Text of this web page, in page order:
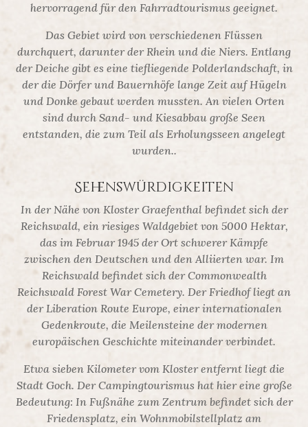
hervorragend für den Fahrradtourismus geeignet.
Das Gebiet wird von verschiedenen Flüssen
durchquert, darunter der Rhein und die Niers. Entlang
der Deiche gibt es eine tiefliegende Polderlandschaft, in
der die Dörfer und Bauernhöfe lange Zeit auf Hügeln
und Donke gebaut werden mussten. An vielen Orten
sind durch Sand- und Kiesabbau große Seen
entstanden, die zum Teil als Erholungsseen angelegt
wurden..
Sehenswürdigkeiten
In der Nähe von Kloster Graefenthal befindet sich der
Reichswald, ein riesiges Waldgebiet von 5000 Hektar,
das im Februar 1945 der Ort schwerer Kämpfe
zwischen den Deutschen und den Alliierten war. Im
Reichswald befindet sich der Commonwealth
Reichswald Forest War Cemetery. Der Friedhof liegt an
der Liberation Route Europe, einer internationalen
Gedenkroute, die Meilensteine der modernen
europäischen Geschichte miteinander verbindet.
Etwa sieben Kilometer vom Kloster entfernt liegt die
Stadt Goch. Der Campingtourismus hat hier eine große
Bedeutung: In Fußnähe zum Zentrum befindet sich der
Friedensplatz, ein Wohnmobilstellplatz am